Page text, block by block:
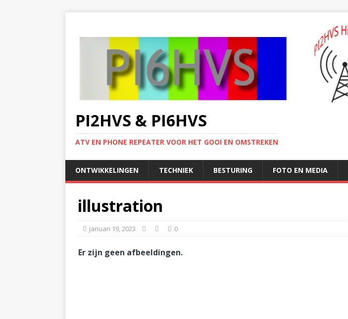
PI2HVS & PI6HVS
ATV EN PHONE REPEATER VOOR HET GOOI EN OMSTREKEN
ONTWIKKELINGEN TECHNIEK BESTURING FOTO EN MEDIA
illustration
januari 19, 2023 0
Er zijn geen afbeeldingen.